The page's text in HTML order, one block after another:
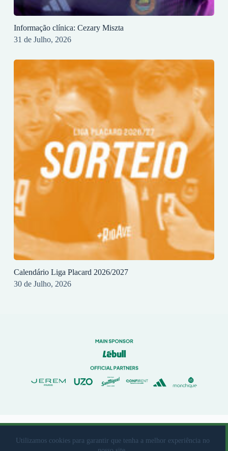
Utilizamos cookies para garantir que tenha a melhor experiência no
Informação clínica: Cezary Miszta
31 de Julho, 2026
Calendário Liga Placard 2026/2027
30 de Julho, 2026
© 2023 Rio Ave Futebol Clube Desenvolvido porbrandit